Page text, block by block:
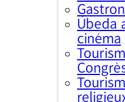
Úbeda
cinéma